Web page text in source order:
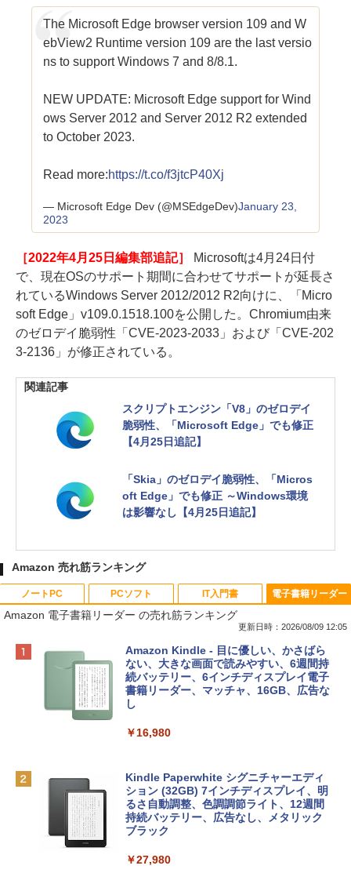
The Microsoft Edge browser version 109 and W
ebView2 Runtime version 109 are the last versio
ns to support Windows 7 and 8/8.1.
NEW UPDATE: Microsoft Edge support for Wind
ows Server 2012 and Server 2012 R2 extended
to October 2023.
Read more:https://t.co/f3jtcP40Xj
— Microsoft Edge Dev (@MSEdgeDev)January 23,
2023
［2022年4月25日編集部追記］
Microsoftは4月24日付
で、現在OSのサポート期間に合わせてサポートが延長さ
れているWindows Server 2012/2012 R2向けに、「Micro
soft Edge」v109.0.1518.100を公開した。Chromium由来
のゼロデイ脆弱性「CVE-2023-2033」および「CVE-202
3-2136」が修正されている。
関連記事
スクリプトエンジン「V8」のゼロデイ
脆弱性、「Microsoft Edge」でも修正
【4月25日追記】
「Skia」のゼロデイ脆弱性、「Micros
oft Edge」でも修正 ～Windows環境
は影響なし【4月25日追記】
Amazon 売れ筋ランキング
ノートPC
Apple 2026 MacBook Neo A18 Proチッ
プ搭載13インチノートブック：AIとAppl
e Intelligenceのために設計、Liquid Ret
inaディスプレイ、8GBユニファイドメモ
リ、256GB SSDストレージ、1080p Fac
tomtoc 360°保護 15.6 16インチ パソコ
ンケース Dell NEC Lavie ASUS HP dyna
book Lenovo対応
PCソフト
Robloxギフトカード - 800 Robux 【限
定バーチャルアイテムを含む】 【オンラ
インゲームコード】 ロブロックス | オン
ラインコード版
定バーチャルアイテムを含む】 【オンラ
インゲームコード】 ロブロックス |オン
ラインコード版
￥1,600
IT入門書
生成AIパスポート公式テキスト 第４版
￥1,766
￥1,292
非エンジニア 初心者 素人 でも安心 使い
電子書籍リーダー
Amazon 電子書籍リーダー の売れ筋ランキング
更新日時：2026/08/09 12:05
Amazon Kindle - 目に優しい、かさばら
ない、大きな画面で読みやすい、6週間持
続バッテリー、6インチディスプレイ電子
書籍リーダー、マッチャ、16GB、広告な
し
￥16,980
Kindle Paperwhite シグニチャーエディ
ション (32GB) 7インチディスプレイ、明
るさ自動調整、色調調節ライト、12週間
持続バッテリー、広告なし、メタリック
ブラック
￥27,980